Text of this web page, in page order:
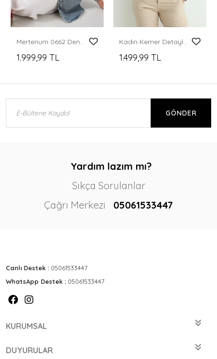
Merterium 0662 Denim Balon Kollu Kot Ceket - Mavi
1.999,99 TL
Kadın Kemer Detaylı Deri Ceket 1056 - Siyah
1.499,99 TL
GÖNDER
Yardım lazım mı?
Sıkça Sorulanlar
Çağrı Merkezi
05061533447
Canlı Destek : 05061533447
WhatsApp Destek : 05061533447
KURUMSAL
DUYURULAR